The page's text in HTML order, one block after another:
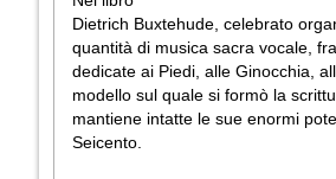
Dietrich Buxtehude, celebrato
quantità di musica sacra vocale,
dedicate ai Piedi, alle Ginocchia,
modello sul quale si formò la
mantiene intatte le sue enormi
Seicento.